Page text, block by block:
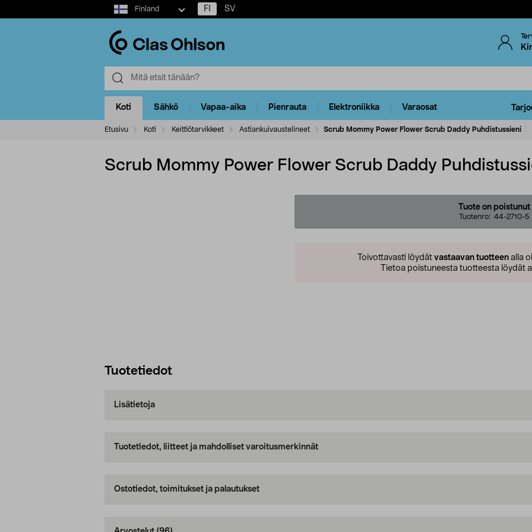
Select
market
Finland FI SV
Koti Sähkö Vapaa-aika Pienrauta Elektroniikka Varaosat
Etusivu Koti Keittiötarvikkeet Astiankuivaustelineet Scrub Mommy Power Flower Scrub Daddy Puhdistussieni
Scrub Mommy Power Flower Scrub Daddy
Tuote on poistunut
Tuotenro: 44-2710-5
Toivottavasti löydät vastaavan tuotteen alla
Tietoa poistuneesta tuotteesta löydät
Tuotetiedot
Lisätietoja
Tuotetiedot, liitteet ja mahdolliset varoitusmerkinnät
Ostotiedot, toimitukset ja palautukset